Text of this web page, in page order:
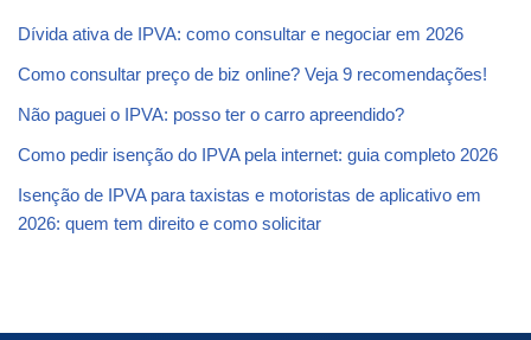
Dívida ativa de IPVA: como consultar e negociar em 2026
Como consultar preço de biz online? Veja 9 recomendações!
Não paguei o IPVA: posso ter o carro apreendido?
Como pedir isenção do IPVA pela internet: guia completo 2026
Isenção de IPVA para taxistas e motoristas de aplicativo em
2026: quem tem direito e como solicitar